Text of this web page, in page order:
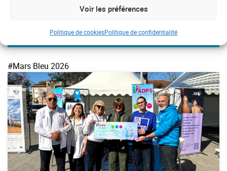
Voir les préférences
Politique de cookiesPolitique de confidentialité
“Des Boules Aux Nez” apporte de la magie
#Mars Bleu 2026